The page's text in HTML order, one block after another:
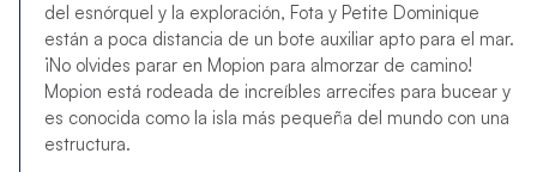
del esnórquel y la exploración, Fota y Petite Dominique
están a poca distancia de un bote auxiliar apto para el mar.
¡No olvides parar en Mopion para almorzar de camino!
Mopion está rodeada de increíbles arrecifes para bucear y
es conocida como la isla más pequeña del mundo con una
estructura.